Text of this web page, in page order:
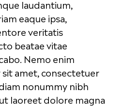
laudantium,
eaque ipsa,
veritatis
beatae vitae
Nemo enim
amet, consectetuer
nonummy nibh
laoreet dolore magna